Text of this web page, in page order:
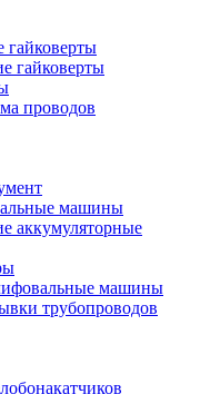
гайковерты
гайковерты
проводов
машины
аккумуляторные
машины
трубопроводов